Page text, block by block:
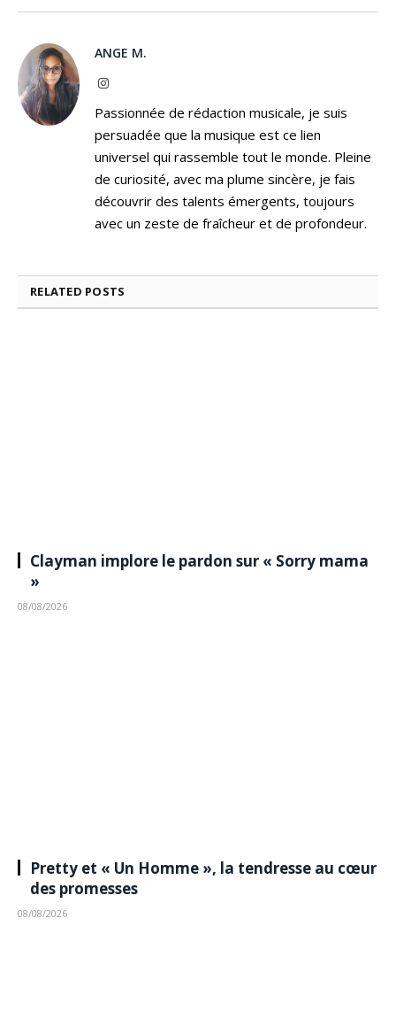
ANGE M.
Instagram
Passionnée de rédaction musicale, je suis
persuadée que la musique est ce lien
universel qui rassemble tout le monde. Pleine
de curiosité, avec ma plume sincère, je fais
découvrir des talents émergents, toujours
avec un zeste de fraîcheur et de profondeur.
RELATED POSTS
Clayman implore le pardon sur « Sorry mama
»
08/08/2026
Pretty et « Un Homme », la tendresse au cœur
des promesses
08/08/2026